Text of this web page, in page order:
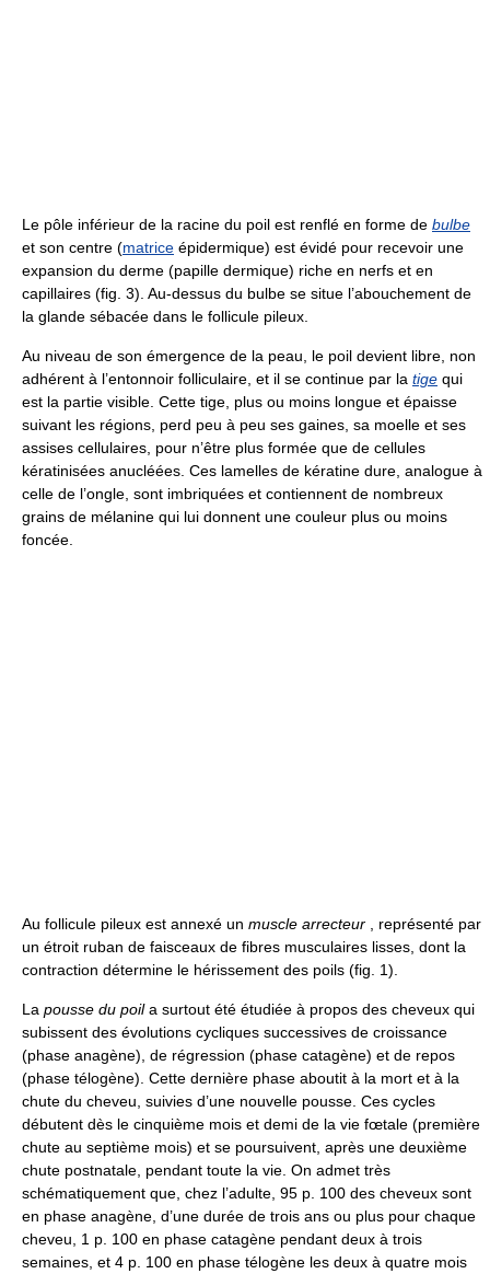
Le pôle inférieur de la racine du poil est renflé en forme de bulbe
et son centre (matrice épidermique) est évidé pour recevoir une
expansion du derme (papille dermique) riche en nerfs et en
capillaires (fig. 3). Au-dessus du bulbe se situe l’abouchement de
la glande sébacée dans le follicule pileux.
Au niveau de son émergence de la peau, le poil devient libre, non
adhérent à l’entonnoir folliculaire, et il se continue par la tige qui
est la partie visible. Cette tige, plus ou moins longue et épaisse
suivant les régions, perd peu à peu ses gaines, sa moelle et ses
assises cellulaires, pour n’être plus formée que de cellules
kératinisées anucléées. Ces lamelles de kératine dure, analogue à
celle de l’ongle, sont imbriquées et contiennent de nombreux
grains de mélanine qui lui donnent une couleur plus ou moins
foncée.
Au follicule pileux est annexé un muscle arrecteur , représenté par
un étroit ruban de faisceaux de fibres musculaires lisses, dont la
contraction détermine le hérissement des poils (fig. 1).
La pousse du poila surtout été étudiée à propos des cheveux qui
subissent des évolutions cycliques successives de croissance
(phase anagène), de régression (phase catagène) et de repos
(phase télogène). Cette dernière phase aboutit à la mort et à la
chute du cheveu, suivies d’une nouvelle pousse. Ces cycles
débutent dès le cinquième mois et demi de la vie fœtale (première
chute au septième mois) et se poursuivent, après une deuxième
chute postnatale, pendant toute la vie. On admet très
schématiquement que, chez l’adulte, 95 p. 100 des cheveux sont
en phase anagène, d’une durée de trois ans ou plus pour chaque
cheveu, 1 p. 100 en phase catagène pendant deux à trois
semaines, et 4 p. 100 en phase télogène les deux à quatre mois